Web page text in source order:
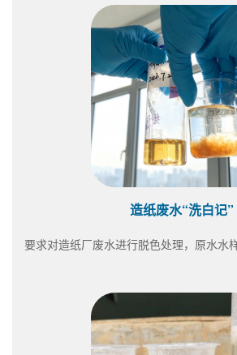
造纸废水“洗白记”
要求对造纸厂废水进行脱色处理，原水水